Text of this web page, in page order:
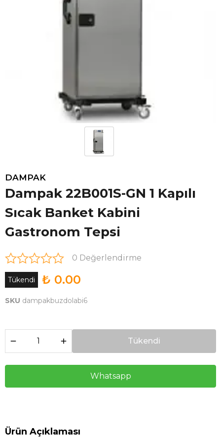
DAMPAK
Dampak 22B001S-GN 1 Kapılı
Sıcak Banket Kabini
Gastronom Tepsi
0 Değerlendirme
Tükendi ₺ 0.00
SKU dampakbuzdolabi6
Tükendi
Whatsapp
Ürün Açıklaması